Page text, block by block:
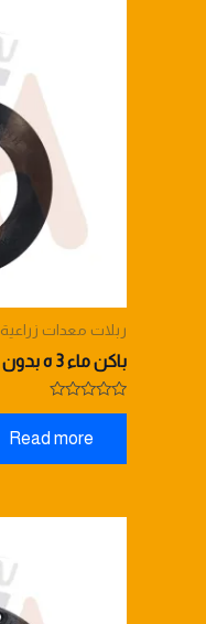
ربلات معدات زراعية
باكن ماء 3 ه بدون اخزاق
Rated
5
Read more